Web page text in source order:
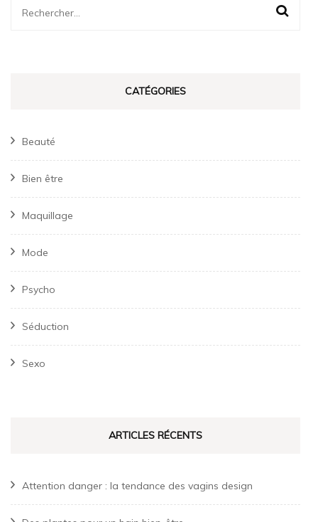
Rechercher :
CATÉGORIES
Beauté
Bien être
Maquillage
Mode
Psycho
Séduction
Sexo
ARTICLES RÉCENTS
Attention danger : la tendance des vagins design